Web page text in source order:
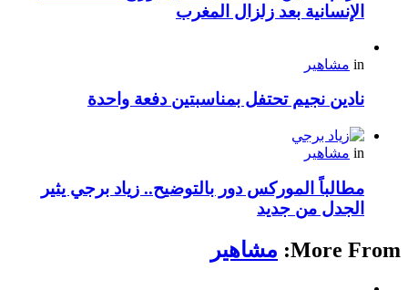
الإنسانية بعد زلزال المغرب
in مشاهير
نادين نجيم تحتفل بمناسبتين دفعة واحدة
in مشاهير
مطالباً الموركس دور بالتوضيح.. زياد برجي يثير
الجدل من جديد
More From: مشاهير